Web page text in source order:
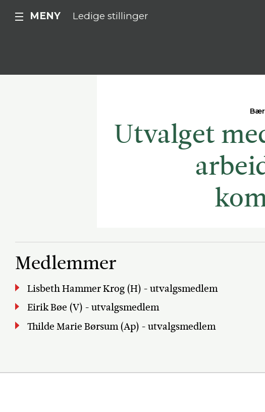
MENY Ledige stillinger
Utvalget
Medlemmer
Lisbeth Hammer Krog (H) - utvalgsmedlem
Eirik Bøe (V) - utvalgsmedlem
Thilde Marie Børsum (Ap) - utvalgsmedlem